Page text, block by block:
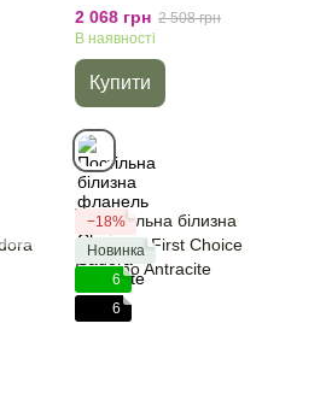
Сірий, 50х70 см (1шт),
Полуторний, 160х220 см,
180х240 см
2 068 грн 2 508 грн
В наявності
Купити
−18%
Новинка
6
6